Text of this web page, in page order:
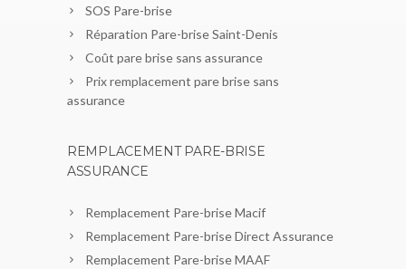
SOS Pare-brise
Réparation Pare-brise Saint-Denis
Coût pare brise sans assurance
Prix remplacement pare brise sans
assurance
REMPLACEMENT PARE-BRISE
ASSURANCE
Remplacement Pare-brise Macif
Remplacement Pare-brise Direct Assurance
Remplacement Pare-brise MAAF